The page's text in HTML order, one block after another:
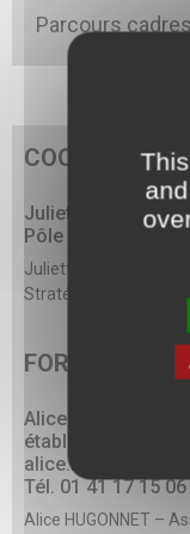
Parcours
Juliette Petit et
Pôle Stratégie et
Juliette Petit et
Stratégie et
FORMATION
Alice HUGONNET
établissements
Tél. 01 41 17 15 06
Alice HUGONNET –